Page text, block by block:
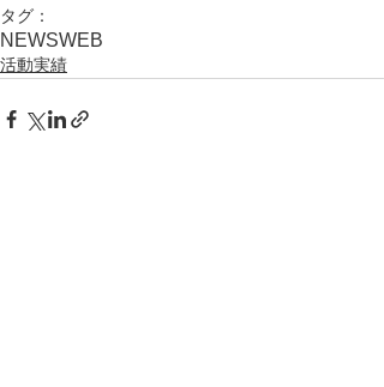
タグ：
NEWSWEB
活動実績